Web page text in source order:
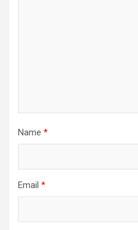
Name *
Email *